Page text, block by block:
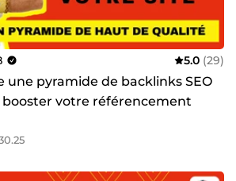
5.0 (29)
une pyramide de backlinks SEO
booster votre référencement